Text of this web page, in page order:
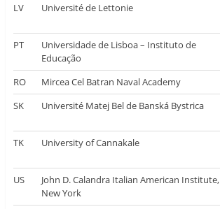
LV
Université de Lettonie
PT
Universidade de Lisboa – Instituto de
Educação
RO
Mircea Cel Batran Naval Academy
SK
Université Matej Bel de Banská Bystrica
TK
University of Cannakale
US
John D. Calandra Italian American Institute,
New York